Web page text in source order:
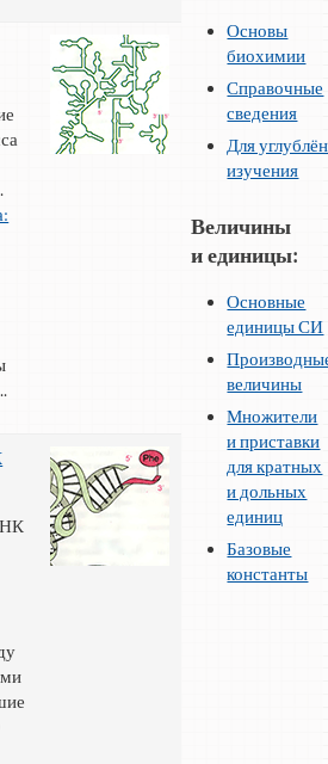
Основы
биохимии
Справочные
сведения
Для
изучения
Величины
и единицы:
Основные
единицы СИ
величины
Множители
и приставки
для кратных
и дольных
единиц
Базовые
константы